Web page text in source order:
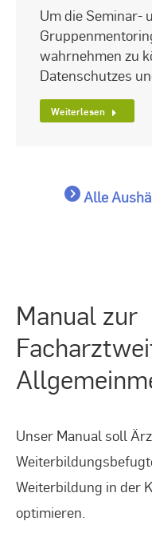
Um die Seminar-
wahrnehmen zu
Datenschutzes
Weiterlesen
Alle
Manual zur
Unser Manual soll
Weiterbildung in der
optimieren.